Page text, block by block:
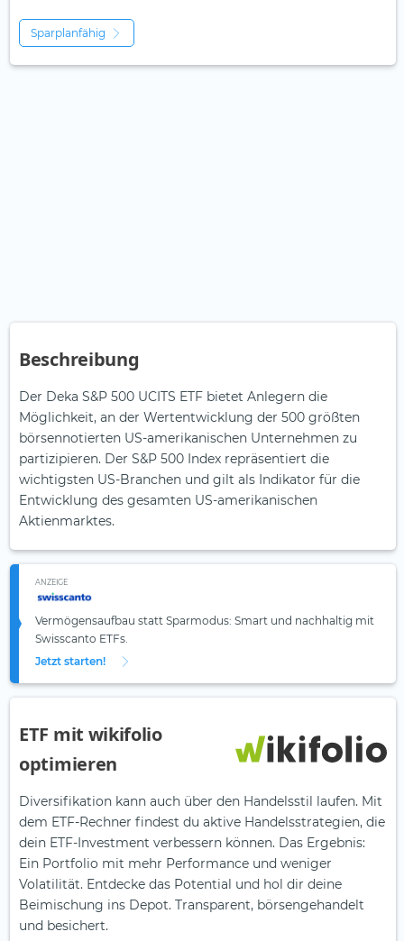
Sparplanfähig
Beschreibung
Der Deka S&P 500 UCITS ETF bietet Anlegern die
Möglichkeit, an der Wertentwicklung der 500 größten
börsennotierten US-amerikanischen Unternehmen zu
partizipieren. Der S&P 500 Index repräsentiert die
wichtigsten US-Branchen und gilt als Indikator für die
Entwicklung des gesamten US-amerikanischen
Aktienmarktes.
ANZEIGE
Vermögensaufbau statt Sparmodus: Smart und nachhaltig mit
Swisscanto ETFs.
Jetzt starten!
ETF mit wikifolio
optimieren
Diversifikation kann auch über den Handelsstil laufen. Mit
dem ETF-Rechner findest du aktive Handelsstrategien, die
dein ETF-Investment verbessern können. Das Ergebnis:
Ein Portfolio mit mehr Performance und weniger
Volatilität. Entdecke das Potential und hol dir deine
Beimischung ins Depot. Transparent, börsengehandelt
und besichert.